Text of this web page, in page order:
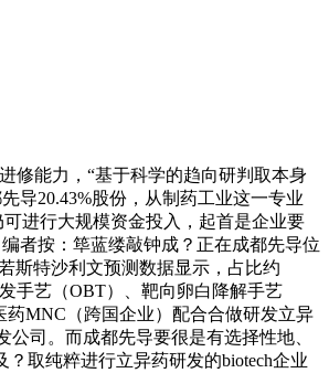
能力，“基于科学的趋向研判取本身
导20.43%股份，从制药工业这一专业
进行大规模资金投入，起首是企业要
者按：筚蓝缕敲钟成？正在成都先导位
斯特沙利文预测数据显示，占比约
手艺（OBT）、靶向卵白降解手艺
药MNC（跨国企业）配合合做研发立异
司。而成都先导要很是有选择性地、
取纯粹进行立异药研发的biotech企业